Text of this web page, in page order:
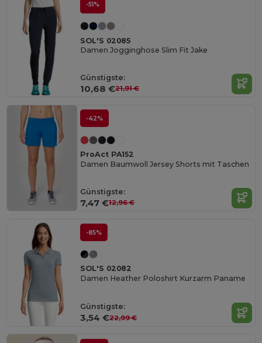
-51%
SOL'S 02085
Damen Jogginghose Slim Fit Jake
Günstigste:
10,68 €21,91 €
-42%
ProAct PA152
Damen Baumwoll Jersey Shorts mit Taschen
Günstigste:
7,47 €12,96 €
-85%
SOL'S 02082
Damen Heather Poloshirt Kurzarm Paname
Günstigste:
3,54 €22,99 €